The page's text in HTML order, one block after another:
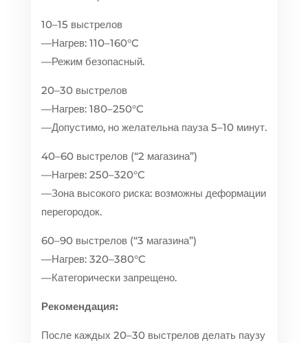
10–15 выстрелов
—Нагрев: 110–160°C
—Режим безопасный.
20–30 выстрелов
—Нагрев: 180–250°C
—Допустимо, но желательна пауза 5–10 минут.
40–60 выстрелов (“2 магазина”)
—Нагрев: 250–320°C
—Зона высокого риска: возможны деформации
перегородок.
60–90 выстрелов (“3 магазина”)
—Нагрев: 320–380°C
—Категорически запрещено.
Рекомендация:
После каждых 20–30 выстрелов делать паузу